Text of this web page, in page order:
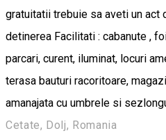
gratuitatii trebuie sa aveti un act
detinerea Facilitati : cabanute ,
parcari, curent, iluminat, locuri
terasa bauturi racoritoare,
amanajata cu umbrele si
Cetate, Dolj, Romania